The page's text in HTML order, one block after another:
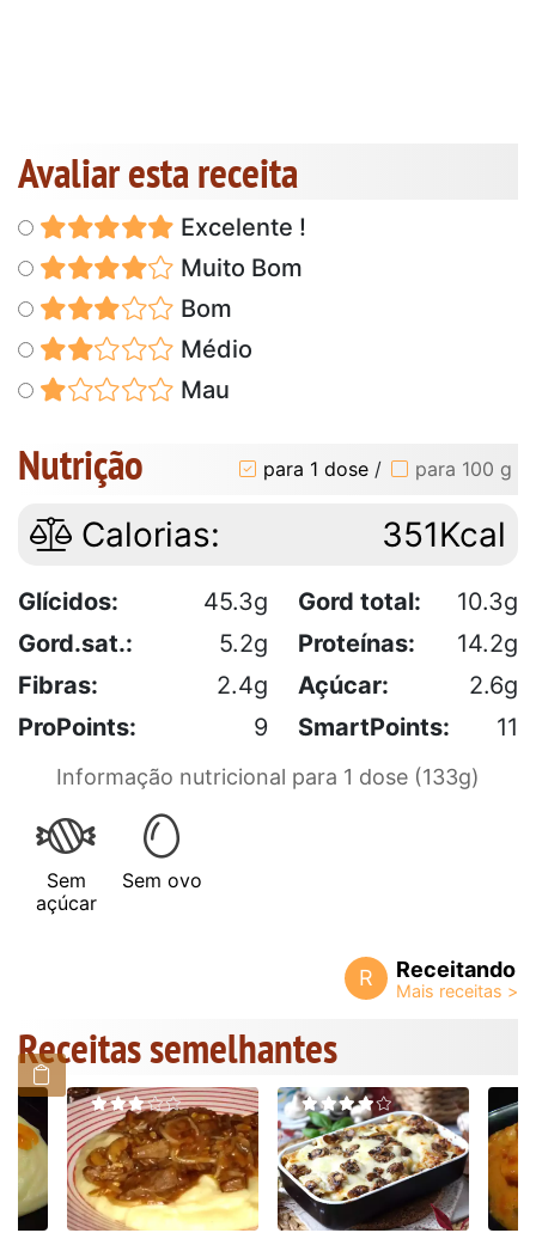
Avaliar esta receita
Excelente !
Muito Bom
Bom
Médio
Mau
Nutrição para 1 dose / para 100 g
Calorias: 351Kcal
Glícidos: 45.3g Gord total:
10.3g
Gord.sat.:
5.2g Proteínas:
14.2g
Fibras:
2.4g Açúcar:
2.6g
ProPoints:
9 SmartPoints: 11
Informação nutricional para 1 dose (133g)
Sem
açúcar
Sem ovo
R Receitando
Receitas semelhantes